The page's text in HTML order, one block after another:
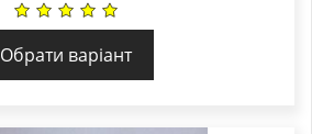
Обрати варіант